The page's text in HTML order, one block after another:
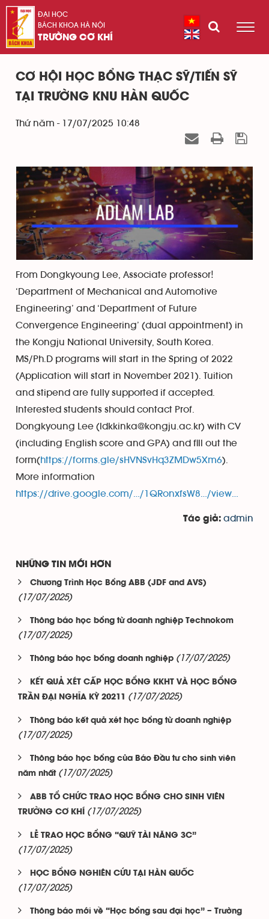
ĐẠI HỌC
BÁCH KHOA HÀ NỘI
TRƯỜNG CƠ KHÍ
CƠ HỘI HỌC BỔNG THẠC SỸ/TIẾN SỸ
TẠI TRƯỜNG KNU HÀN QUỐC
Thứ năm - 17/07/2025 10:48
From Dongkyoung Lee, Associate professor!
‘Department of Mechanical and Automotive
Engineering’ and ‘Department of Future
Convergence Engineering’ (dual appointment) in
the Kongju National University, South Korea.
MS/Ph.D programs will start in the Spring of 2022
(Application will start in November 2021). Tuition
and stipend are fully supported if accepted.
Interested students should contact Prof.
Dongkyoung Lee (ldkkinka@kongju.ac.kr) with CV
(including English score and GPA) and fill out the
form(https://forms.gle/sHVNSvHq3ZMDw5Xm6).
More information
https://drive.google.com/…/1QRonxfsW8…/view…
Tác giả: admin
NHỮNG TIN MỚI HƠN
Chương Trình Học Bổng ABB (JDF and AVS)
(17/07/2025)
Thông báo học bổng từ doanh nghiệp Technokom
(17/07/2025)
Thông báo học bổng doanh nghiệp (17/07/2025)
KẾT QUẢ XÉT CẤP HỌC BỔNG KKHT VÀ HỌC BỔNG
TRẦN ĐẠI NGHĨA KỲ 20211
(17/07/2025)
Thông báo kết quả xét học bổng từ doanh nghiệp
(17/07/2025)
Thông báo học bổng của Báo Đầu tư cho sinh viên
năm nhất (17/07/2025)
ABB TỔ CHỨC TRAO HỌC BỔNG CHO SINH VIÊN
TRƯỜNG CƠ KHÍ
(17/07/2025)
LỄ TRAO HỌC BỔNG “QUỸ TÀI NĂNG 3C”
(17/07/2025)
HỌC BỔNG NGHIÊN CỨU TẠI HÀN QUỐC
(17/07/2025)
Thông báo mới về “Học bổng sau đại học” – Trường